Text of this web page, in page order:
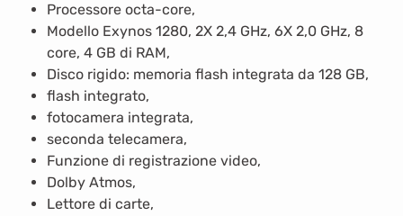
Processore octa-core,
Modello Exynos 1280, 2X 2,4 GHz, 6X 2,0 GHz, 8
core, 4 GB di RAM,
Disco rigido: memoria flash integrata da 128 GB,
flash integrato,
fotocamera integrata,
seconda telecamera,
Funzione di registrazione video,
Dolby Atmos,
Lettore di carte,